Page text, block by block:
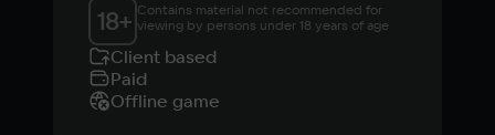
18+ Contains material not recommended for
viewing by persons under 18 years of age
Client based
Paid
Offline game